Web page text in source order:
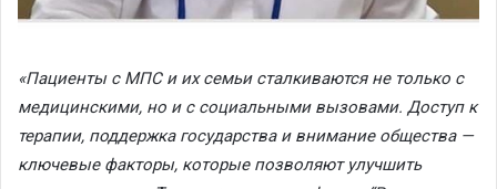
«Пациенты с МПС и их семьи сталкиваются не только с
медицинскими, но и с социальными вызовами. Доступ к
терапии, поддержка государства и внимание общества —
ключевые факторы, которые позволяют улучшить